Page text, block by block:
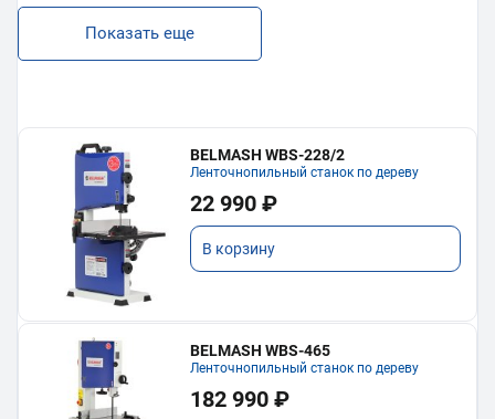
Показать еще
BELMASH WBS-228/2
Ленточнопильный станок по дереву
22 990 ₽
В корзину
BELMASH WBS-465
Ленточнопильный станок по дереву
182 990 ₽